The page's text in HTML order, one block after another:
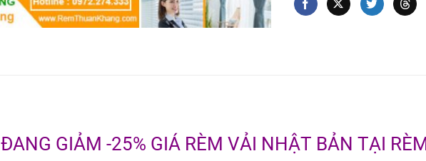
ĐANG GIẢM -25% GIÁ RÈM VẢI NHẬT BẢN TẠI